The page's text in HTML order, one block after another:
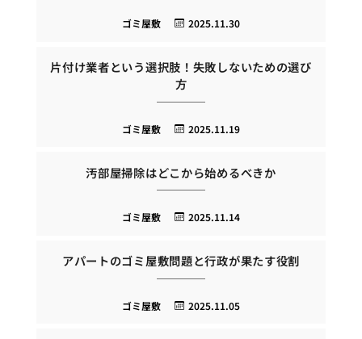
2025.11.30
ゴミ屋敷
片付け業者という選択肢！失敗しないための選び
方
2025.11.19
ゴミ屋敷
汚部屋掃除はどこから始めるべきか
2025.11.14
ゴミ屋敷
アパートのゴミ屋敷問題と行政が果たす役割
2025.11.05
ゴミ屋敷